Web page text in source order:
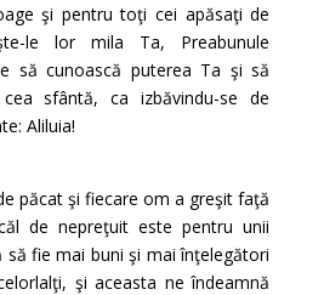
şi pentru toţi cei apăsaţi de
le lor mila Ta, Preabunule
să cunoască puterea Ta şi să
sfântă, ca izbăvindu-se de
Aliluia!
păcat şi fiecare om a greşit faţă
de nepreţuit este pentru unii
fie mai buni şi mai înţelegători
şi aceasta ne îndeamnă